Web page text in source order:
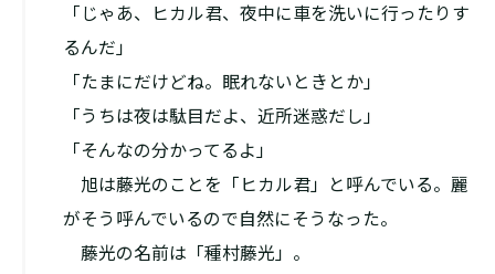
「じゃあ、ヒカル君、夜中に車を洗いに行ったりす
るんだ」
「たまにだけどね。眠れないときとか」
「うちは夜は駄目だよ、近所迷惑だし」
「そんなの分かってるよ」
旭は藤光のことを「ヒカル君」と呼んでいる。麗
がそう呼んでいるので自然にそうなった。
藤光の名前は「種村藤光」。